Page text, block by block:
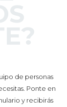
de personas
Ponte en
y recibirás